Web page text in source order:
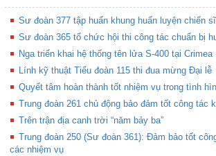
Sư đoàn 377 tập huấn khung huấn luyện chiến
Sư đoàn 365 tổ chức hội thi công tác chuẩn bị
Nga triển khai hệ thống tên lửa S-400 tại Crimea
Lính kỹ thuật Tiểu đoàn 115 thi đua mừng Đại lễ
Quyết tâm hoàn thành tốt nhiệm vụ trong tình
Trung đoàn 261 chủ động bảo đảm tốt công tác
Trên trận địa canh trời “năm bảy ba”
Trung đoàn 250 (Sư đoàn 361): Đảm bảo tốt
các nhiệm vụ